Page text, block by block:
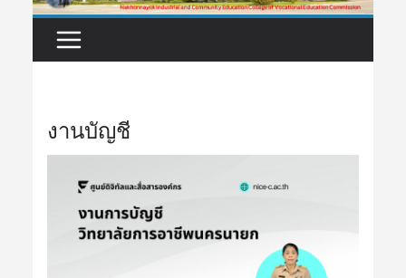
งานบัญชี